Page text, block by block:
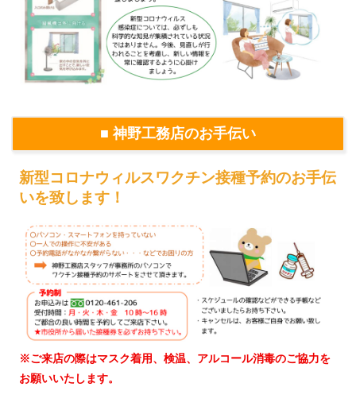
■ 神野工務店のお手伝い
新型コロナウィルスワクチン接種予約のお手伝
いを致します！
※ご来店の際はマスク着用、検温、アルコール消毒のご協力を
お願いいたします。